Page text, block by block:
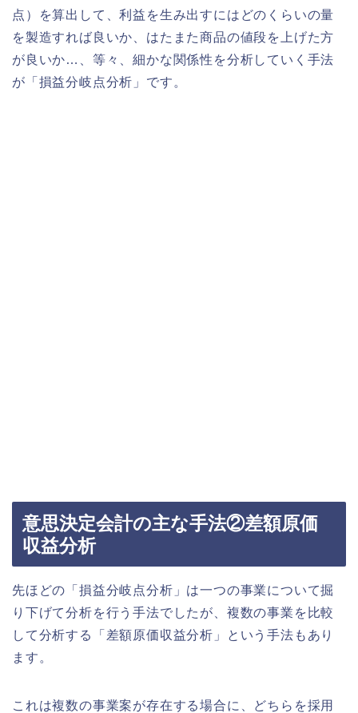
点）を算出して、利益を生み出すにはどのくらいの量
を製造すれば良いか、はたまた商品の値段を上げた方
が良いか…、等々、細かな関係性を分析していく手法
が「損益分岐点分析」です。
意思決定会計の主な手法②差額原価
収益分析
先ほどの「損益分岐点分析」は一つの事業について掘
り下げて分析を行う手法でしたが、複数の事業を比較
して分析する「差額原価収益分析」という手法もあり
ます。
これは複数の事業案が存在する場合に、どちらを採用